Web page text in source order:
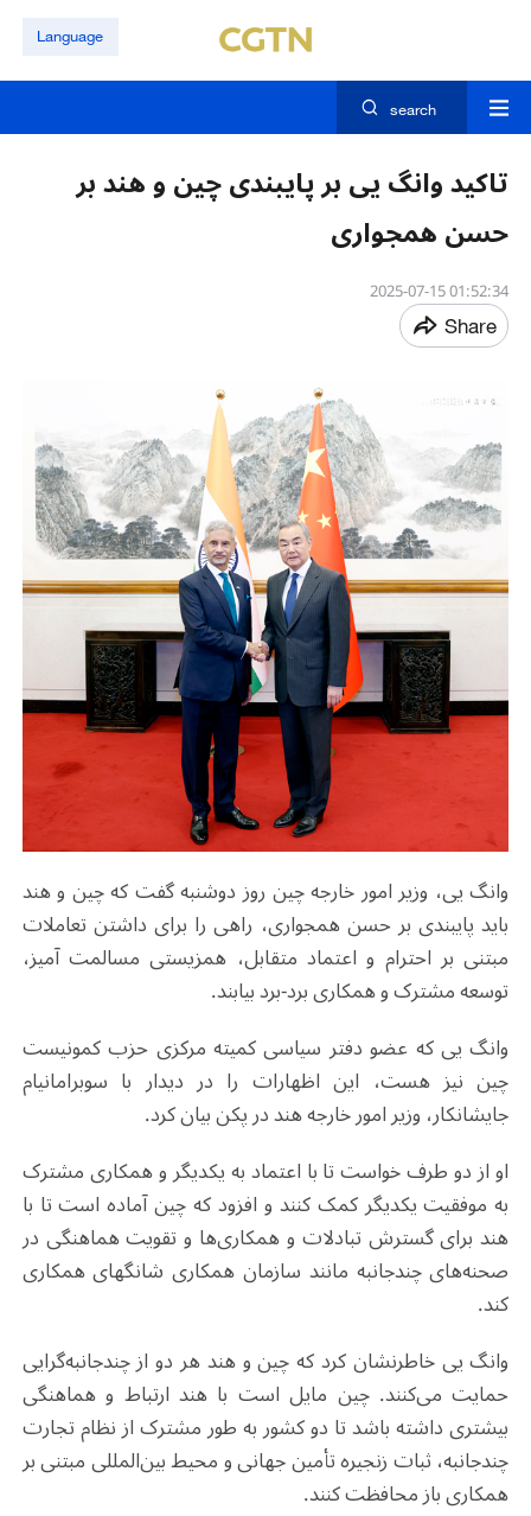
Language
search
تاکید وانگ یی بر پایبندی چین و هند بر
حسن همجواری
01:52:34 2025-07-15
Share
وانگ یی، وزیر امور خارجه چین روز دوشنبه گفت که چین و هند
باید پایبندی بر حسن همجواری، راهی را برای داشتن تعاملات
مبتنی بر احترام و اعتماد متقابل، همزیستی مسالمت آمیز،
توسعه مشترک و همکاری برد-برد بیابند.
وانگ یی که عضو دفتر سیاسی کمیته مرکزی حزب کمونیست
چین نیز هست، این اظهارات را در دیدار با سوبرامانیام
جایشانکار، وزیر امور خارجه هند در پکن بیان کرد.
او از دو طرف خواست تا با اعتماد به یکدیگر و همکاری مشترک
به موفقیت یکدیگر کمک کنند و افزود که چین آماده است تا با
هند برای گسترش تبادلات و همکاری‌ها و تقویت هماهنگی در
صحنه‌های چندجانبه مانند سازمان همکاری شانگهای همکاری
کند.
وانگ یی خاطرنشان کرد که چین و هند هر دو از چندجانبه‌گرایی
حمایت می‌کنند. چین مایل است با هند ارتباط و هماهنگی
بیشتری داشته باشد تا دو کشور به طور مشترک از نظام تجارت
چندجانبه، ثبات زنجیره تأمین جهانی و محیط بین‌المللی مبتنی بر
همکاری باز محافظت کنند.